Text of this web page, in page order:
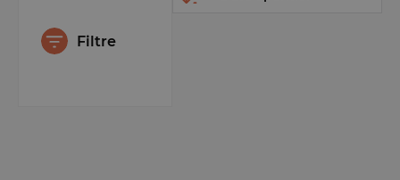
Filtre